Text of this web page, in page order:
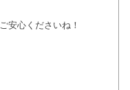
安心くださいね！